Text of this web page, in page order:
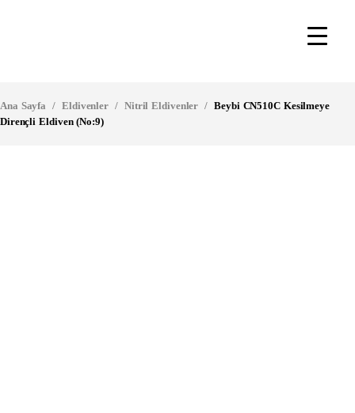
Ana Sayfa / Eldivenler / Nitril Eldivenler / Beybi CN510C Kesilmeye
Dirençli Eldiven (No:9)